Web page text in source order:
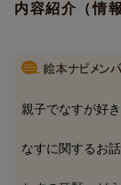
内容紹介（情
親子でなすが好
なすに関するお